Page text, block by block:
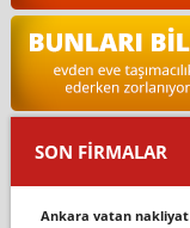
SON FİRMALAR
ankara vatan nakliyat